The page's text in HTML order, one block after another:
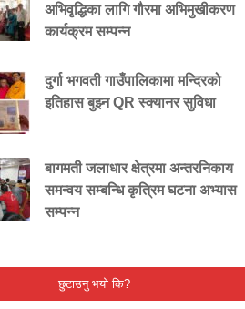
अभिवृद्धिका लागि गौरमा अभिमुखीकरण
कार्यक्रम सम्पन्न
दुर्गा भगवती गाउँपालिकामा मन्दिरको
इतिहास बुझ्न QR स्क्यानर सुविधा
बागमती जलाधार क्षेत्रमा अन्तरनिकाय
समन्वय सम्बन्धि कृत्रिम घटना अभ्यास
सम्पन्न
छुटाउनु भयो कि?